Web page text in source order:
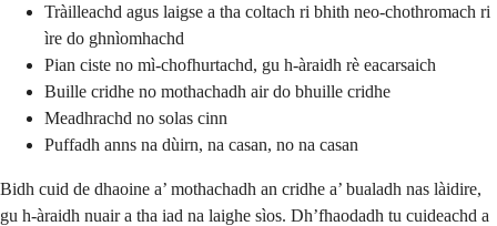
Tràilleachd agus laigse a tha coltach ri bhith neo-chothromach ri
ìre do ghnìomhachd
Pian ciste no mì-chofhurtachd, gu h-àraidh rè eacarsaich
Buille cridhe no mothachadh air do bhuille cridhe
Meadhrachd no solas cinn
Puffadh anns na dùirn, na casan, no na casan
Bidh cuid de dhaoine a’ mothachadh an cridhe a’ bualadh nas làidire,
gu h-àraidh nuair a tha iad na laighe sìos. Dh’fhaodadh tu cuideachd a